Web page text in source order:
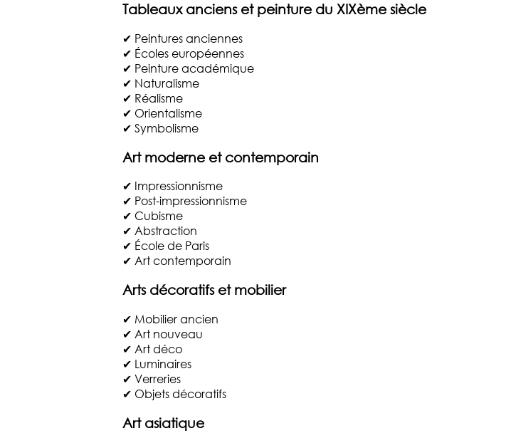
Tableaux anciens et peinture du XIXème siècle
✔ Peintures anciennes
✔ Écoles européennes
✔ Peinture académique
✔ Naturalisme
✔ Réalisme
✔ Orientalisme
✔ Symbolisme
Art moderne et contemporain
✔ Impressionnisme
✔ Post-impressionnisme
✔ Cubisme
✔ Abstraction
✔ École de Paris
✔ Art contemporain
Arts décoratifs et mobilier
✔ Mobilier ancien
✔ Art nouveau
✔ Art déco
✔ Luminaires
✔ Verreries
✔ Objets décoratifs
Art asiatique